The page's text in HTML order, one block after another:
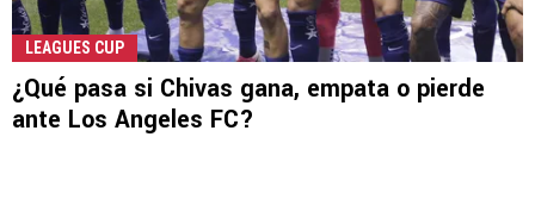
LEAGUES CUP
¿Qué pasa si Chivas gana, empata o pierde
ante Los Angeles FC?